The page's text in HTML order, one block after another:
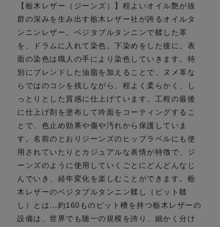
【栃木レザー（ジーンズ）】程よいオイル艶が抜
群の深みを生み出す栃木レザー社が誇るオイルタ
ンニンレザー。ベジタブルタンニンで鞣した革
を、ドラムに入れて染色。下染めをした後に、表
面の染色は職人の手により染色していきます。特
別にブレンドした油脂を加えることで、ヌメ革な
らではのコシを残しながら、程よく柔らかく、し
っとりとした質感に仕上げています。工程の最後
に仕上げ剤を塗布して吟面をコーティングするこ
とで、色止め効果や傷や汚れから保護していま
す。名前のとおりジーンズのヒップラベルにも使
用されていたりとカジュアルな表情が特徴で、ジ
ーンズのように使用していくごとにどんどんなじ
んでいき、経年変化を楽しむことができます。栃
木レザーのベジタブルタンニン鞣し（ピット鞣
し）とは...約160ものピット槽を持つ栃木レザーの
設備は、世界でも随一の規模を誇り、細かく分け